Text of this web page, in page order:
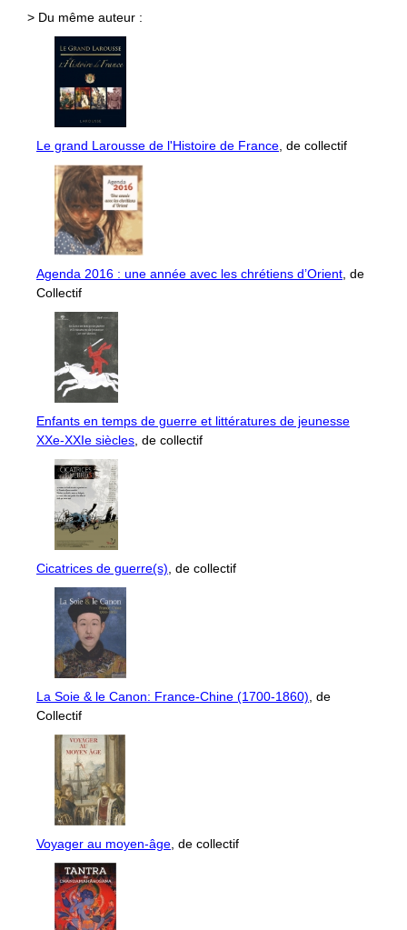
> Du même auteur :
Le grand Larousse de l'Histoire de France , de collectif
Agenda 2016 : une année avec les chrétiens d’Orient , de
Collectif
Enfants en temps de guerre et littératures de jeunesse
XXe-XXIe siècles , de collectif
Cicatrices de guerre(s) , de collectif
La Soie & le Canon: France-Chine (1700-1860) , de
Collectif
Voyager au moyen-âge , de collectif